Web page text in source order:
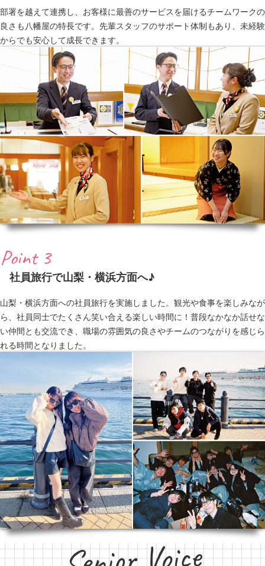
部署を越えて連携し、お客様に最善のサービスを届けるチームワークの
良さも八幡屋の特長です。先輩スタッフのサポート体制もあり、未経験
からでも安心して成長できます。
Point 3
社員旅行で山梨・横浜方面へ♪
山梨・横浜方面への社員旅行を実施しました。観光や食事を楽しみなが
ら、社員同士でたくさん笑い合える楽しい時間に！普段なかなか話せな
い仲間とも交流でき、職場の雰囲気の良さやチームのつながりを感じら
れる時間となりました。